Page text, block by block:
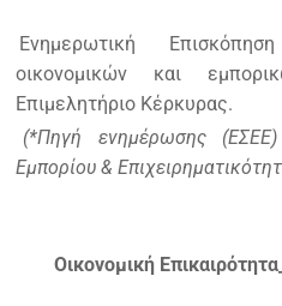
Ενημερωτική
οικονομικών και
Επιμελητήριο Κέρκυρας.
(*Πηγή ενημέρωσης (ΕΣΕΕ)
Εμπορίου &
Οικονομική